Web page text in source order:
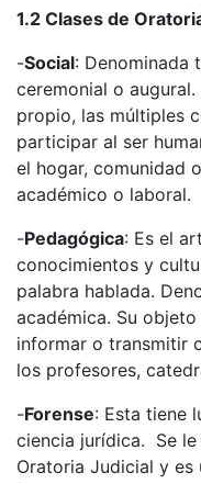
1.2 Clases de
-Social: Denominada
ceremonial o
propio, las múltiples
participar al ser
el hogar, comunidad
académico o laboral.
-Pedagógica: Es el
conocimientos y
palabra hablada.
académica. Su
informar o transmitir
los profesores,
-Forense: Esta tiene
ciencia jurídica. Se
Oratoria Judicial y es